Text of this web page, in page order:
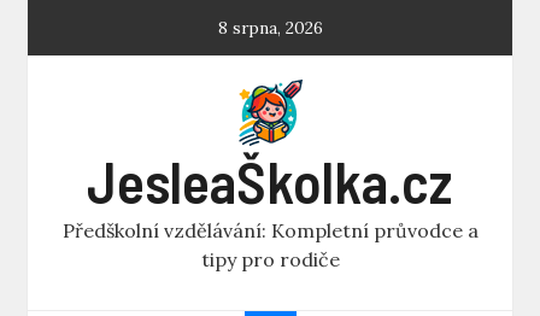
8 srpna, 2026
JesleaŠkolka.cz
Předškolní vzdělávání: Kompletní průvodce a
tipy pro rodiče